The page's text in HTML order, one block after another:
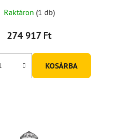
Raktáron (1 db)
274 917 Ft
KOSÁRBA